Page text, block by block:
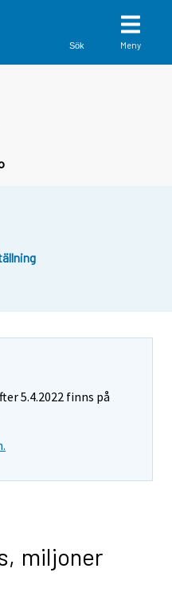
Sök Meny
5.4.2022 finns på
miljoner